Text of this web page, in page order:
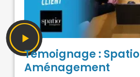
Témoignage : Spatio
Aménagement